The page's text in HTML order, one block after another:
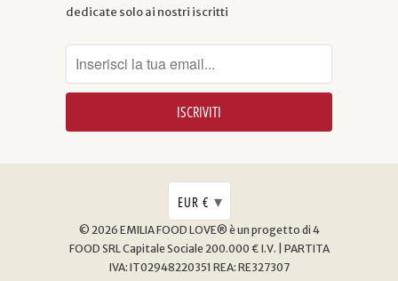
dedicate solo ai nostri iscritti
EUR € ▾
© 2026 EMILIA FOOD LOVE® è un progetto di 4
FOOD SRL Capitale Sociale 200.000 € I.V. | PARTITA
IVA: IT02948220351 REA: RE327307